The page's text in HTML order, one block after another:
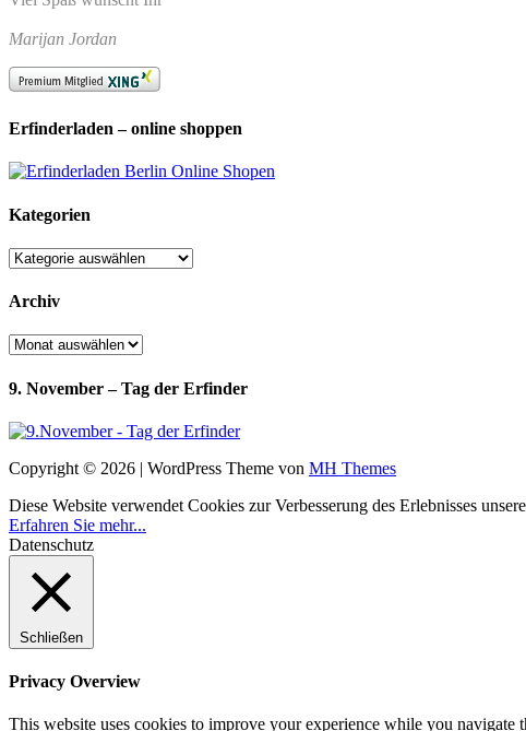
Marijan Jordan
Erfinderladen – online shoppen
Kategorien
Kategorien
Archiv
Archiv
9. November – Tag der Erfinder
Copyright © 2026 | WordPress Theme von MH Themes
Diese Website verwendet Cookies zur Verbesserung des Erlebnisses
Erfahren Sie mehr...
Datenschutz
Schließen
Privacy Overview
This website uses cookies to improve your experience while you navigate